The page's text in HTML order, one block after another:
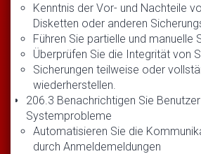
Kenntnis der Vor- und Nachteile
Disketten oder anderen
Führen Sie partielle und manuelle
Überprüfen Sie die Integrität von
Sicherungen teilweise oder
wiederherstellen.
206.3 Benachrichtigen Sie
Systemprobleme
Automatisieren Sie die
durch Anmeldemeldungen